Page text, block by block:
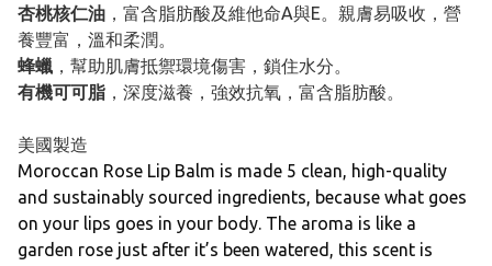
杏桃核仁油 ，富含脂肪酸及維他命A與E。親膚易吸收，營
養豐富，溫和柔潤。
蜂蠟 ，幫助肌膚抵禦環境傷害，鎖住水分。
有機可可脂 ，深度滋養，強效抗氧，富含脂肪酸。
美國製造
Moroccan Rose Lip Balm is made 5 clean, high-quality
and sustainably sourced ingredients, because what goes
on your lips goes in your body. The aroma is like a
garden rose just after it’s been watered, this scent is